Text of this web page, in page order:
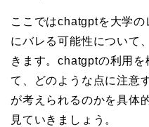
ここではchatgptを大学
にバレる可能性について
きます。chatgptの利用
て、どのような点に注意
が考えられるのかを具体
見ていきましょう。